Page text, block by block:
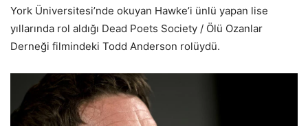
York Üniversitesi’nde okuyan Hawke’i ünlü yapan lise
yıllarında rol aldığı Dead Poets Society / Ölü Ozanlar
Derneği filmindeki Todd Anderson rolüydü.